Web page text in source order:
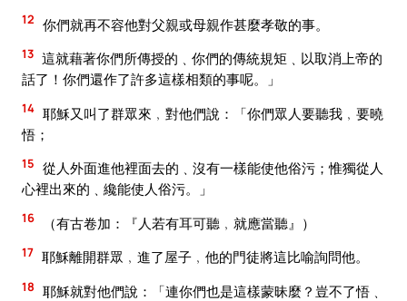
12 你們就再不容他對父親或母親作甚麼孝敬的事。
13 這就藉著你們所傳授的﹑你們的傳統規矩﹑以取消上帝的
話了！你們還作了許多這樣相類的事呢。」
14 耶穌又叫了群眾來﹐對他們說：「你們眾人要聽我﹐要曉
悟；
15 從人外面進他裡面去的﹑沒有一樣能使他俗污；惟獨從人
心裡出來的﹑纔能使人俗污。」
16 （有古卷加：『人若有耳可聽﹐就應當聽』）
17 耶穌離開群眾﹐進了屋子﹐他的門徒將這比喻詢問他。
18 耶穌就對他們說：「連你們也是這樣蒙昧麼？豈不了悟﹑